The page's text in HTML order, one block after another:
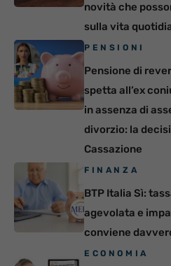
novità che
sulla vita
PENSIONI
Pensione di
spetta all’ex
in assenza di
divorzio: la
Cassazione
FINANZA
BTP Italia Sì:
agevolata e
conviene
ECONOMIA